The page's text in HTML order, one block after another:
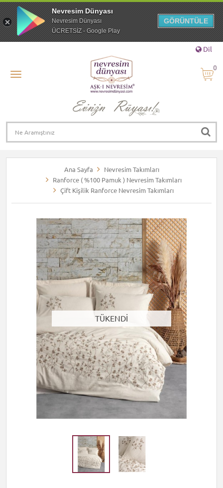
Dil
0
Ana Sayfa
Nevresim Takımları
Ranforce ( %100 Pamuk ) Nevresim Takımları
Çift Kişilik Ranforce Nevresim Takımları
TÜKENDİ
Nevresim Dünyası
Nevresim Dünyası
ÜCRETSİZ - Google Play
GÖRÜNTÜLE